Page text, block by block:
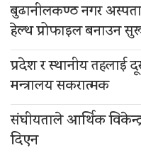
बुढानीलकण्ठ नगर
हेल्थ प्रोफाइल बनाउन
प्रदेश र स्थानीय तहलाई
मन्त्रालय सकरात्मक
संघीयताले आर्थिक
दिएन